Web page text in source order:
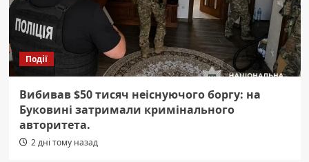
Події
Вибивав $50 тисяч неіснуючого боргу: на
Буковині затримали кримінального
авторитета.
2 дні тому назад